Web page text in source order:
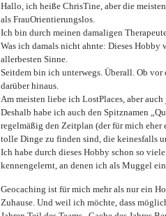
Hallo, ich heiße ChrisTine, aber die
als FrauOrientierungslos.
Ich bin durch meinen damaligen
Was ich damals nicht ahnte: Dieses
allerbesten Sinne.
Seitdem bin ich unterwegs. Überall. Ob
darüber hinaus.
Am meisten liebe ich LostPlaces, aber
Deshalb habe ich auch den Spitznamen
regelmäßig den Zeitplan (der für mich
tolle Dinge zu finden sind, die keinesfalls
Ich habe durch dieses Hobby schon so
kennengelernt, an denen ich als Muggel
Geocaching ist für mich mehr als nur ein
Zuhause. Und weil ich möchte, dass